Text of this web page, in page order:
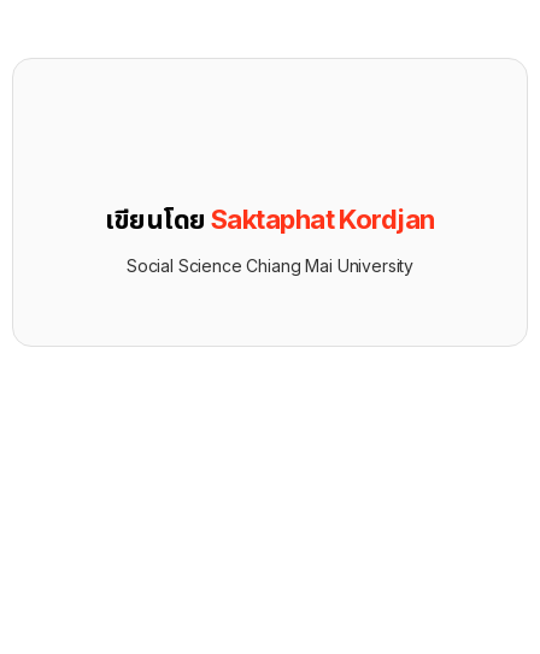
เขียนโดย Saktaphat Kordjan
Social Science Chiang Mai University